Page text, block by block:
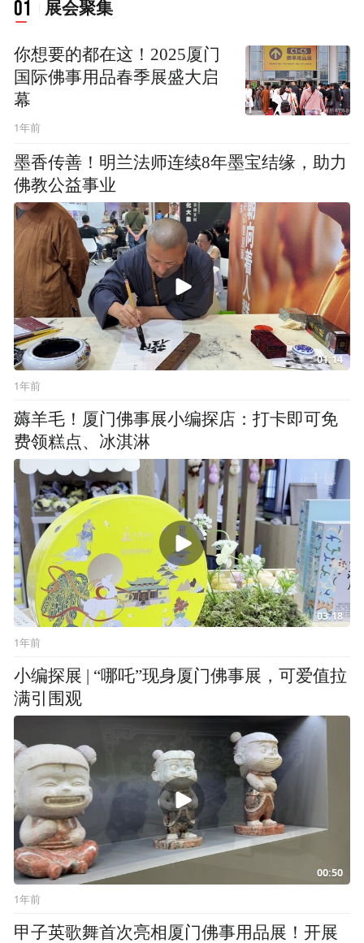
01 展会聚集
你想要的都在这！2025厦门
国际佛事用品春季展盛大启
幕
1年前
墨香传善！明兰法师连续8年墨宝结缘，助力
佛教公益事业
01:14
1年前
薅羊毛！厦门佛事展小编探店：打卡即可免
费领糕点、冰淇淋
03:18
1年前
小编探展 | “哪吒”现身厦门佛事展，可爱值拉
满引围观
00:50
1年前
甲子英歌舞首次亮相厦门佛事用品展！开展